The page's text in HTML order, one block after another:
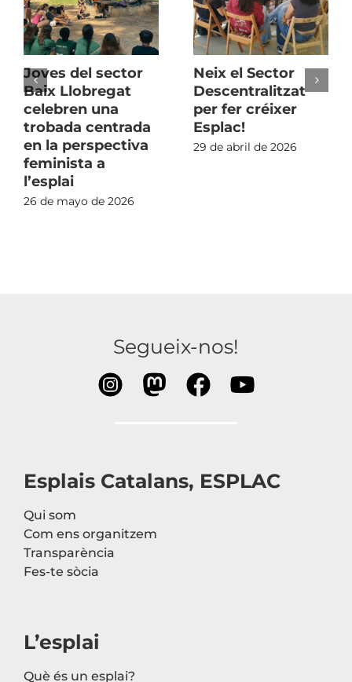
Joves del sector
Baix Llobregat
celebren una
trobada centrada
en la perspectiva
feminista a
l’esplai
26 de mayo de 2026
Neix el Sector
Descentralitzat
per fer créixer
Esplac!
29 de abril de 2026
Segueix-nos!
Esplais Catalans, ESPLAC
Qui som
Com ens organitzem
Transparència
Fes-te sòcia
L’esplai
Què és un esplai?